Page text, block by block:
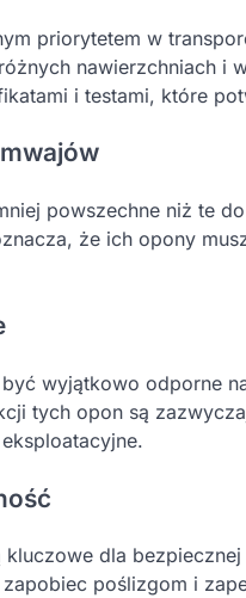
priorytetem w
nawierzchniach
i testami, które
powszechne niż te
że ich opony
wyjątkowo odporne
tych opon są
dla
poślizgom i